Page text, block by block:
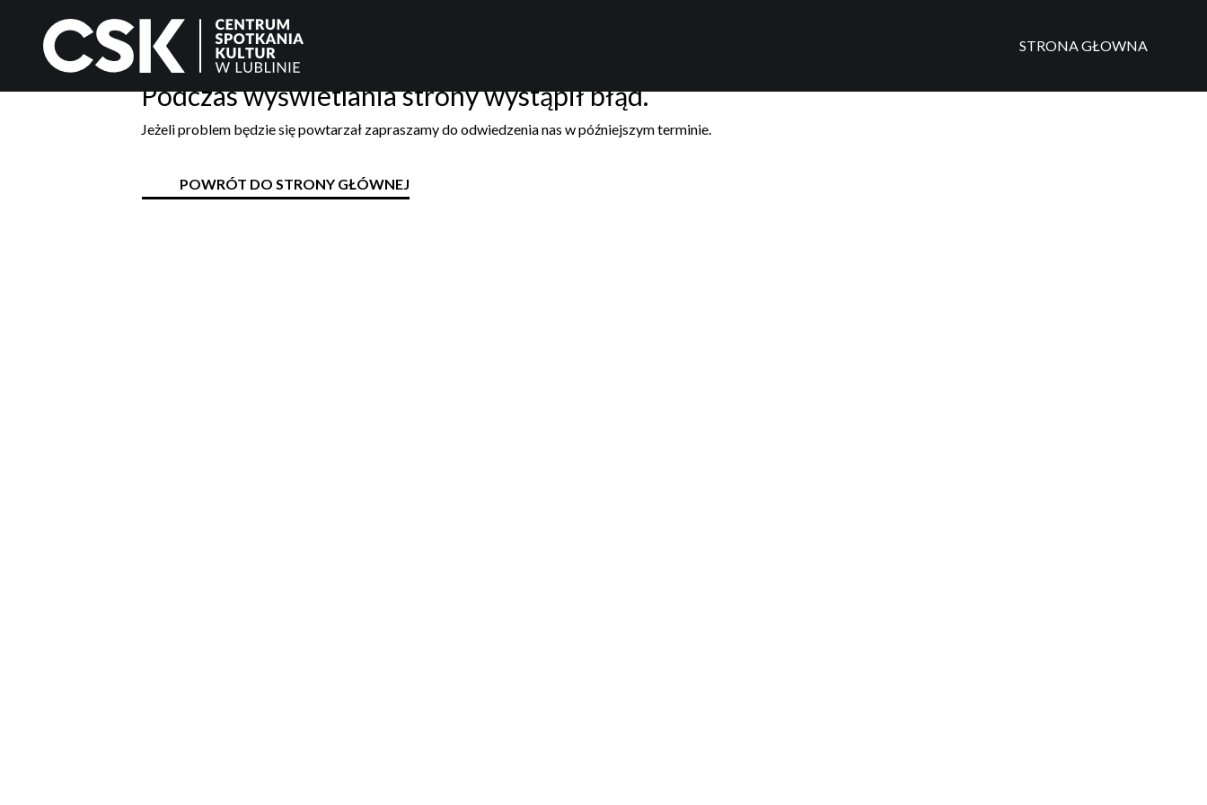
STRONA GŁOWNA
Podczas wyświetlania strony wystąpił błąd.
Jeżeli problem będzie się powtarzał zapraszamy do odwiedzenia nas w późniejszym terminie.
POWRÓT DO STRONY GŁÓWNEJ